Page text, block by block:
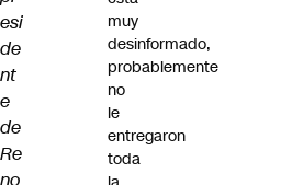
esi
de
nt
e
de
Re
no
muy
desinformado,
probablemente
no
le
entregaron
toda